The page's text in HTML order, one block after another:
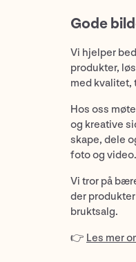
Gode
Vi hjelper
produkter,
med kvalitet,
Hos oss
og kreative
skape, dele
foto og video.
Vi tror på
der
bruktsalg.
👉 Les mer